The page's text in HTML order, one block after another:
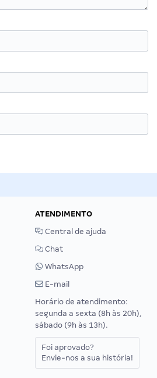
ATENDIMENTO
Central de ajuda
Chat
WhatsApp
E-mail
Horário de atendimento:
segunda a sexta (8h às 20h),
sábado (9h às 13h).
Foi aprovado?
Envie-nos a sua história!